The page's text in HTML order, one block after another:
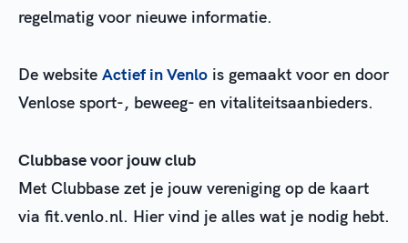
regelmatig voor nieuwe informatie.
De website Actief in Venlo is gemaakt voor en door
Venlose sport-, beweeg- en vitaliteitsaanbieders.
Clubbase voor jouw club
Met Clubbase zet je jouw vereniging op de kaart
via fit.venlo.nl. Hier vind je alles wat je nodig hebt.